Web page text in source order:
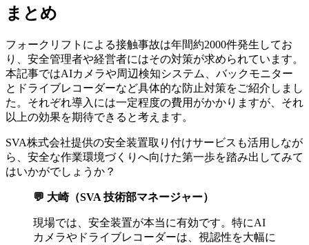
まとめ
フォークリフトによる接触事故は年間約2000件発生してお
り、安全管理者や経営者にはその対策が求められています。
本記事ではAIカメラや周辺検知システム、バックモニター
とドライブレコーダーなど具体的な防止対策をご紹介しまし
た。それぞれ導入には一定程度の費用がかかりますが、それ
以上の効果を期待できると考えます。
SVA株式会社提供の安全装置取り付けサービスも活用しなが
ら、安全な作業環境づくりへ向けた第一歩を踏み出してみて
はいかがでしょうか？
💬 大崎（SVA 技術部マネージャー）
現場では、安全装置が本当に有効です。特にAI
カメラやドライブレコーダーは、視認性を大幅に